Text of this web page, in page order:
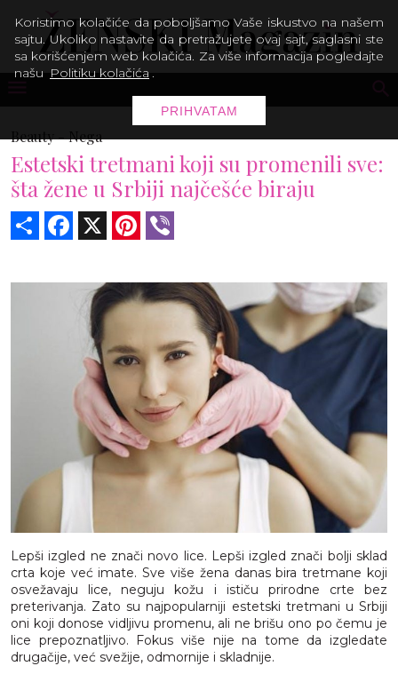
Beauty -Nega
Estetski tretmani koji su promenili sve:
šta žene u Srbiji najčešće biraju
Share Facebook Pinterest
Lepši izgled ne znači novo lice. Lepši izgled znači bolji sklad
crta koje već imate. Sve više žena danas bira tretmane koji
osvežavaju lice, neguju kožu i ističu prirodne crte bez
preterivanja. Zato su najpopularniji estetski tretmani u Srbiji
oni koji donose vidljivu promenu, ali ne brišu ono po čemu je
lice prepoznatljivo. Fokus više nije na tome da izgledate
drugačije, već svežije, odmornije i skladnije.
Koristimo kolačiće da poboljšamo Vaše iskustvo na našem
sajtu. Ukoliko nastavite da pretražujete ovaj sajt, saglasni ste
sa korišćenjem web kolačića. Za više informacija pogledajte
našu Politiku kolačića .
PRIHVATAM